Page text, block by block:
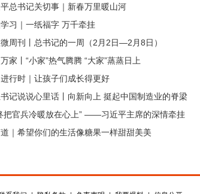
总书记关切事｜新春万里暖山河
习｜一纸福字 万千牵挂
周刊丨总书记的一周（2月2日—2月8日）
家丨“小家”热气腾腾 “大家”蒸蒸日上
行时｜让孩子们成长得更好
记说说心里话丨向新向上 挺起中国制造业的脊梁
把官兵冷暖放在心上” ——习近平主席的深情牵挂
｜希望你们的生活像糖果一样甜甜美美